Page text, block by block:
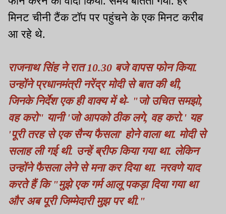
मिनट चीनी टैंक टॉप पर पहुंचने के एक मिनट करीब
आ रहे थे.
राजनाथ सिंह ने रात 10.30 बजे वापस फोन किया.
उन्होंने प्रधानमंत्री नरेंद्र मोदी से बात की थी,
जिनके निर्देश एक ही वाक्य में थे- "जो उचित समझो,
वह करो" यानी 'जो आपको ठीक लगे, वह करो.' यह
'पूरी तरह से एक सैन्य फैसला' होने वाला था. मोदी से
सलाह ली गई थी. उन्हें ब्रीफ किया गया था. लेकिन
उन्होंने फैसला लेने से मना कर दिया था. नरवणे याद
करते हैं कि "मुझे एक गर्म आलू पकड़ा दिया गया था
और अब पूरी जिम्मेदारी मुझ पर थी."